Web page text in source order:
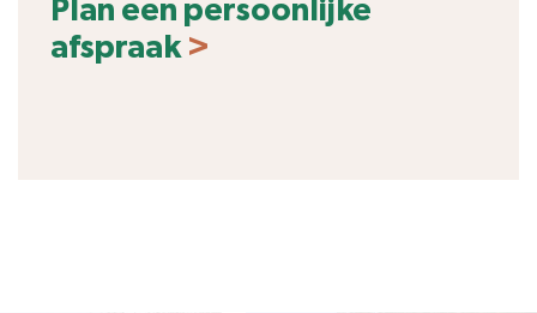
Plan een persoonlijke
afspraak>